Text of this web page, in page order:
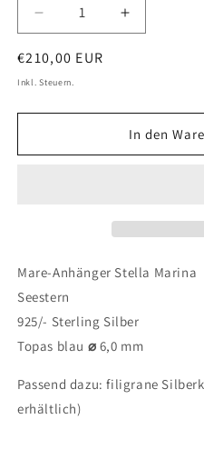
Verringere
die
Menge
für
Marina
Erhöhe
die
Marina
Anhänger
Normaler
Preis
€210,00 EUR
Inkl. Steuern.
In den
Mare-Anhänger Stella Marina
Seestern
925/- Sterling Silber
Topas blau ⌀ 6,0 mm
Passend dazu: filigrane
erhältlich)